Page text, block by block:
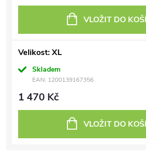
VLOŽIT DO
Velikost: XL
Skladem
EAN: 1200139167356
1 470 Kč
VLOŽIT DO